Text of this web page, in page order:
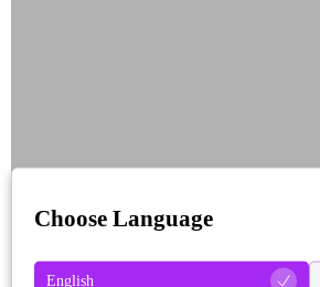
Choose Language
English